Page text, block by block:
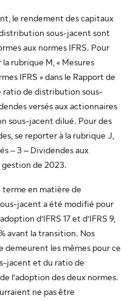
le rendement des capitaux
sous-jacent sont
aux normes IFRS. Pour
rubrique M, « Mesures
IFRS » dans le Rapport de
ratio de distribution sous-
versés aux actionnaires
sous-jacent dilué. Pour des
se reporter à la rubrique J,
– 3 – Dividendes aux
de 2023.
en matière de
jacent a été modifié pour
d’IFRS 17 et d’IFRS 9,
avant la transition. Nos
les mêmes pour ce
jacent et du ratio de
l’adoption des deux normes.
ne pas être